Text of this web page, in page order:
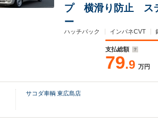
プ 横滑り防止 ス
ー
ハッチバック インパネCVT
支払総額
79.9 万円
サコダ車輌 東広島店